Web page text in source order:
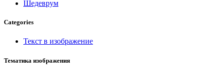
Шедеврум
Categories
Текст в изображение
Тематика изображения